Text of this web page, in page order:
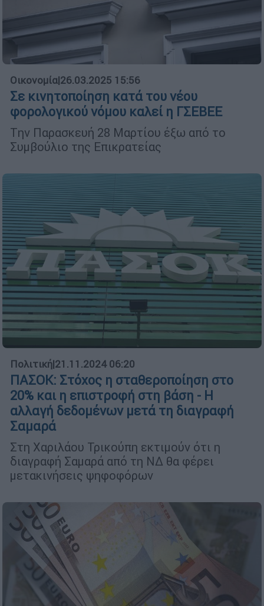
Οικονομία|26.03.2025 15:56
Σε κινητοποίηση κατά του νέου
φορολογικού νόμου καλεί η ΓΣΕΒΕΕ
Tην Παρασκευή 28 Μαρτίου έξω από το
Συμβούλιο της Επικρατείας
Πολιτική|21.11.2024 06:20
ΠΑΣΟΚ: Στόχος η σταθεροποίηση στο
20% και η επιστροφή στη βάση - Η
αλλαγή δεδομένων μετά τη διαγραφή
Σαμαρά
Στη Χαριλάου Τρικούπη εκτιμούν ότι η
διαγραφή Σαμαρά από τη ΝΔ θα φέρει
μετακινήσεις ψηφοφόρων